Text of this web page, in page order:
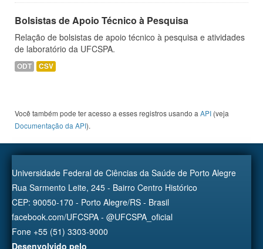
Bolsistas de Apoio Técnico à Pesquisa
Relação de bolsistas de apoio técnico à pesquisa e atividades
de laboratório da UFCSPA.
ODT CSV
Você também pode ter acesso a esses registros usando a API (veja
Documentação da API).
Universidade Federal de Ciências da Saúde de Porto Alegre
Rua Sarmento Leite, 245 - Bairro Centro Histórico
CEP: 90050-170 - Porto Alegre/RS - Brasil
facebook.com/UFCSPA - @UFCSPA_oficial
Fone +55 (51) 3303-9000
Desenvolvido pelo